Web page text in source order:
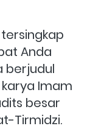
Anda
Imam
besar
Tirmidzi.